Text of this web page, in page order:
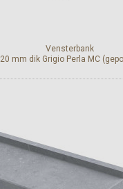
Vensterbank
20 mm dik Grigio Perla MC